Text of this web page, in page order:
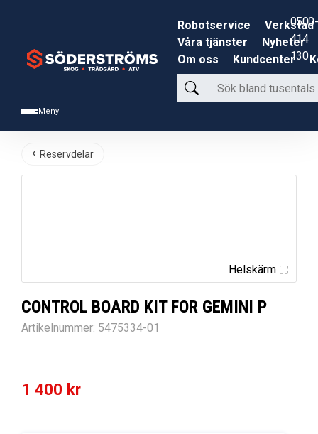
Meny
Robotservice
Verkstad
Våra tjänster
Nyheter
Om oss
Kundcenter
Sök
bland
produkter
0500-
414
130
Reservdelar
Helskärm
CONTROL BOARD KIT FOR GEMINI P
Artikelnummer: 5475334-01
1 400 kr